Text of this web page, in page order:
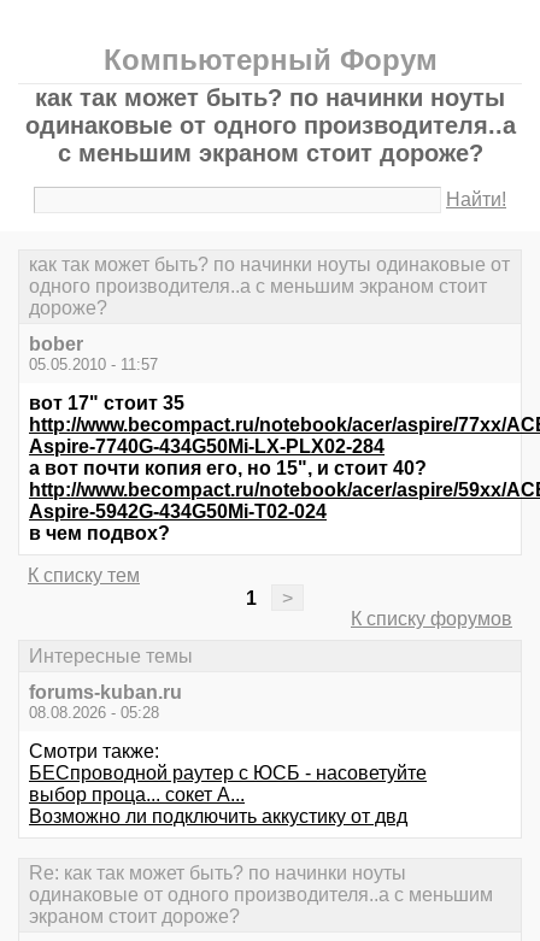
Компьютерный Форум
как так может быть? по начинки ноуты
одинаковые от одного производителя..а
с меньшим экраном стоит дороже?
Найти!
как так может быть? по начинки ноуты одинаковые от
одного производителя..а с меньшим экраном стоит
дороже?
bober
05.05.2010 - 11:57
вот 17" стоит 35
http://www.becompact.ru/notebook/acer/aspire/77xx/
Aspire-7740G-434G50Mi-LX-PLX02-284
а вот почти копия его, но 15", и стоит 40?
http://www.becompact.ru/notebook/acer/aspire/59xx/
Aspire-5942G-434G50Mi-T02-024
в чем подвох?
К списку тем
1
>
К списку форумов
Интересные темы
forums-kuban.ru
08.08.2026 - 05:28
Смотри также:
БЕСпроводной раутер с ЮСБ - насоветуйте
выбор проца... сокет А...
Возможно ли подключить аккустику от двд
Re: как так может быть? по начинки ноуты
одинаковые от одного производителя..а с меньшим
экраном стоит дороже?